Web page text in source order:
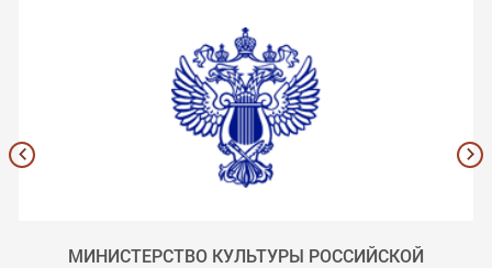
МИНИСТЕРСТВО КУЛЬТУРЫ РОССИЙСКОЙ